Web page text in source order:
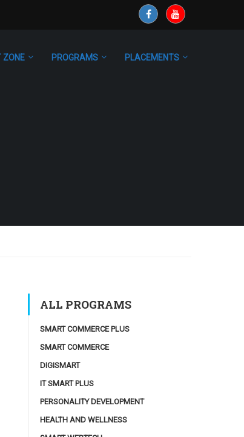
ZONE PROGRAMS PLACEMENTS
ALL PROGRAMS
SMART COMMERCE PLUS
SMART COMMERCE
DIGISMART
IT SMART PLUS
PERSONALITY DEVELOPMENT
HEALTH AND WELLNESS